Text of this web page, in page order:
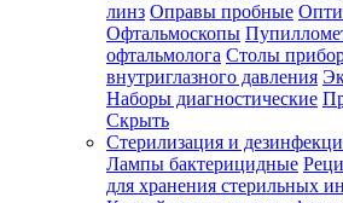
линз Оправы пробные
Офтальмоскопы
офтальмолога Столы
внутриглазного давления
Наборы диагностические
Скрыть
Стерилизация и
Лампы бактерицидные
для хранения стерильных